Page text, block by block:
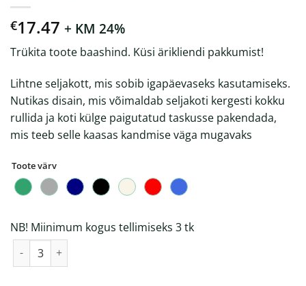
€17.47 + KM 24%
Trükita toote baashind. Küsi ärikliendi pakkumist!
Lihtne seljakott, mis sobib igapäevaseks kasutamiseks.
Nutikas disain, mis võimaldab seljakoti kergesti kokku
rullida ja koti külge paigutatud taskusse pakendada,
mis teeb selle kaasas kandmise väga mugavaks
Toote värv
NB! Miinimum kogus tellimiseks 3 tk